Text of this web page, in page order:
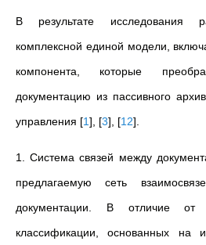
В результате исследования
комплексной единой модели,
компонента, которые
документацию из пассивного
управления [1] [3] [12]
1. Система связей между
предлагаемую сеть
документации. В отличие от
классификации, основанных на